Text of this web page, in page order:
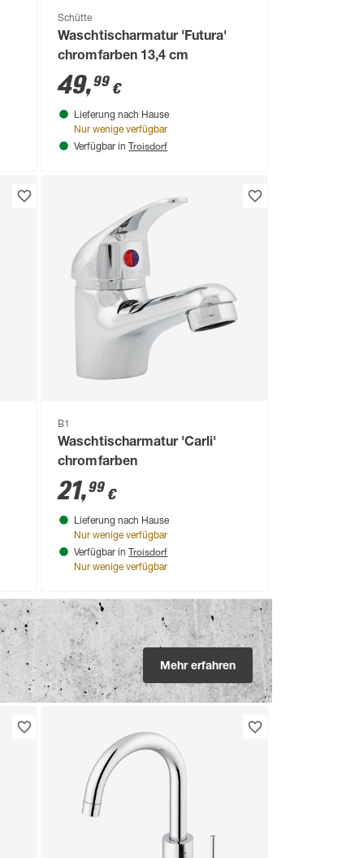
Schütte
Waschtischarmatur 'Futura'
chromfarben 13,4 cm
49,99 €
Lieferung nach Hause
Nur wenige verfügbar
Verfügbar in Troisdorf
B1
Waschtischarmatur 'Carli'
chromfarben
21,99 €
Lieferung nach Hause
Nur wenige verfügbar
Verfügbar in Troisdorf
Nur wenige verfügbar
Mehr erfahren